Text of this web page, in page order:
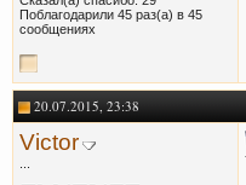
Поблагодарили 45 раз(а) в 45
сообщениях
20.07.2015, 23:38
Victor